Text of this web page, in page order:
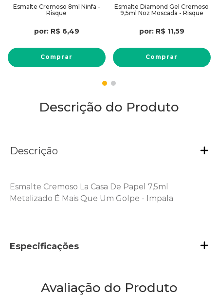
Esmalte Cremoso 8ml Ninfa -
Risque
por: R$ 6,49
Comprar
Esmalte Diamond Gel Cremoso
9,5ml Noz Moscada - Risque
por: R$ 11,59
Comprar
Descrição do Produto
Descrição
Esmalte Cremoso La Casa De Papel 7,5ml
Metalizado É Mais Que Um Golpe - Impala
Especificações
Avaliação do Produto